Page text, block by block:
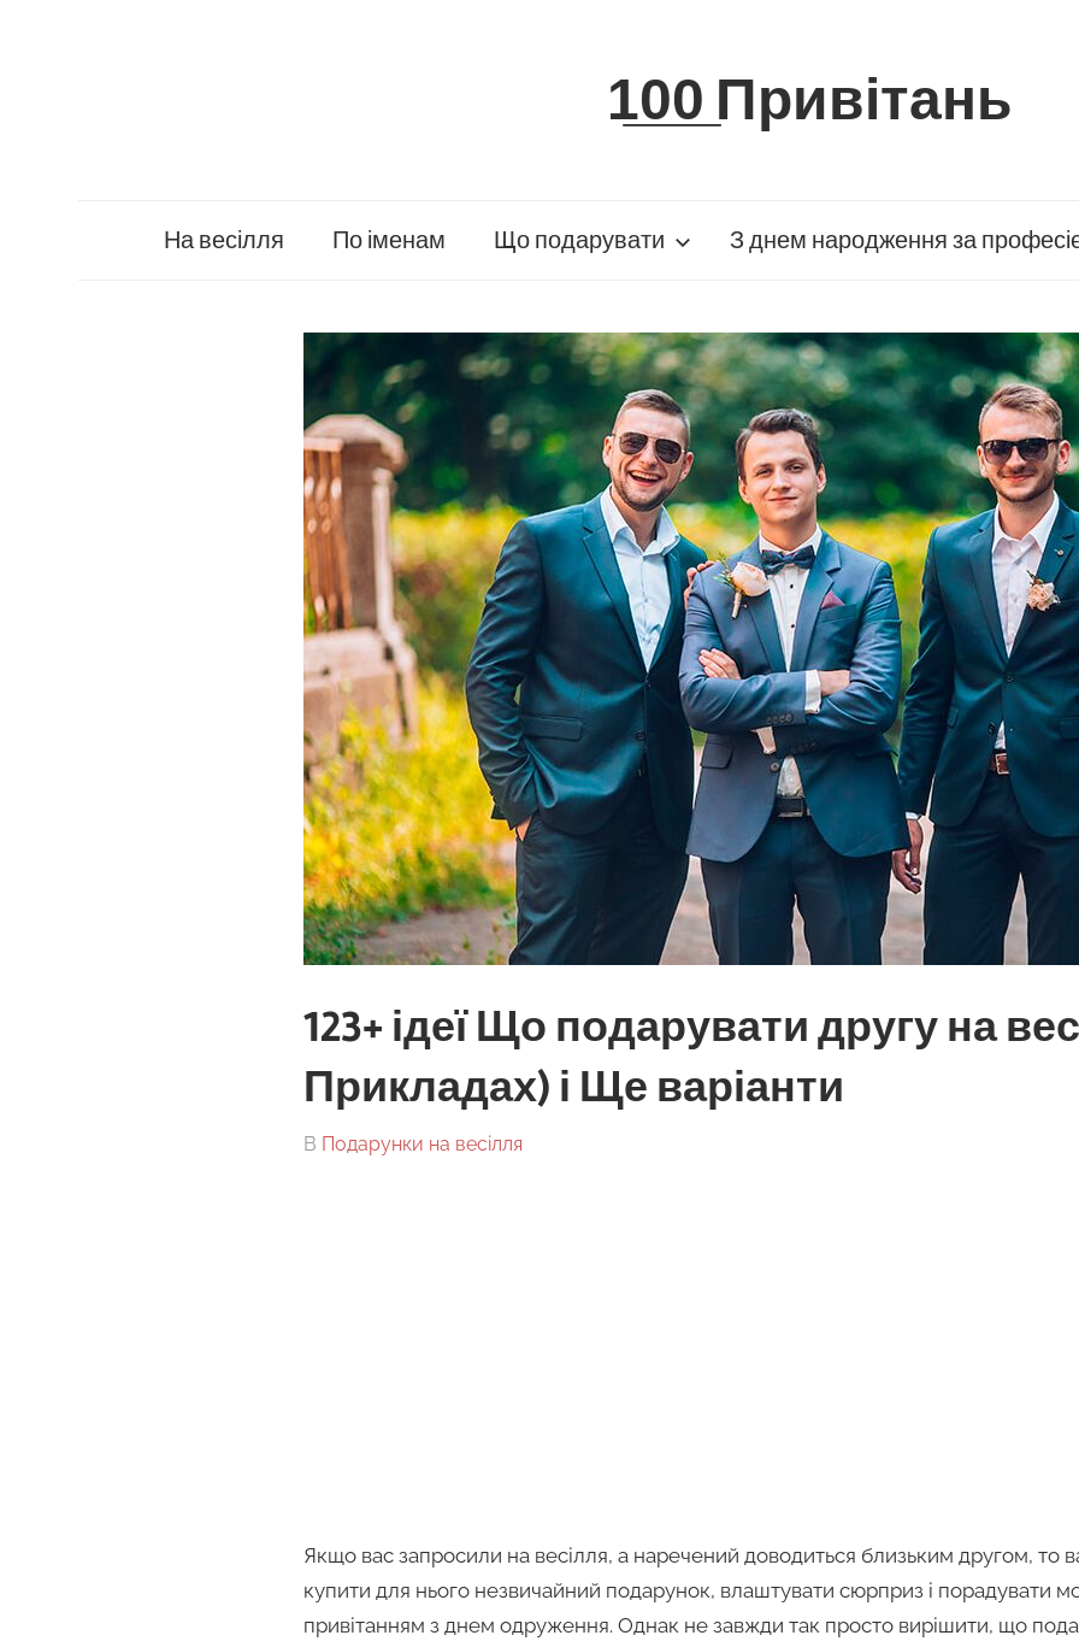
1̲0̲0̲ Привітань
На весілля По іменам Що подарувати З днем народження за
123+ ідеї Що подарувати другу на
Прикладах) і Ще варіанти
On
By
В Подарунки на весілля
Якщо вас запросили на весілля, а наречений доводиться близьким другом, то
купити для нього незвичайний подарунок, влаштувати сюрприз і порадувати
привітанням з днем одруження. Однак не завжди так просто вирішити, що